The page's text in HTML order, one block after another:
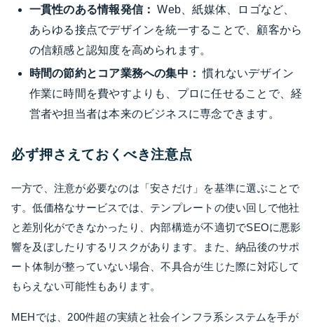
一貫性のある情報発信： Web、紙媒体、ロゴなど、
あらゆる接点でデザインを統一することで、顧客から
の信頼感と認知度を高められます。
時間の節約とコア業務への集中： 慣れないデザイン
作業に時間を費やすよりも、プロに任せることで、経
営者や担当者は本来のビジネスに専念できます。
必ず押さえておくべき注意点
一方で、注意が必要なのは「安さだけ」を基準に選ぶことで
す。低価格なサービスでは、テンプレートの使い回しで他社
と差別化ができなかったり、内部構造が不適切でSEOに悪影
響を及ぼしたりするリスクがあります。また、納品後のサポ
ート体制が整っていない場合、不具合が生じた際に対応して
もらえない可能性もあります。
MEHでは、200件超の実績と社会インフラ系システムを手が